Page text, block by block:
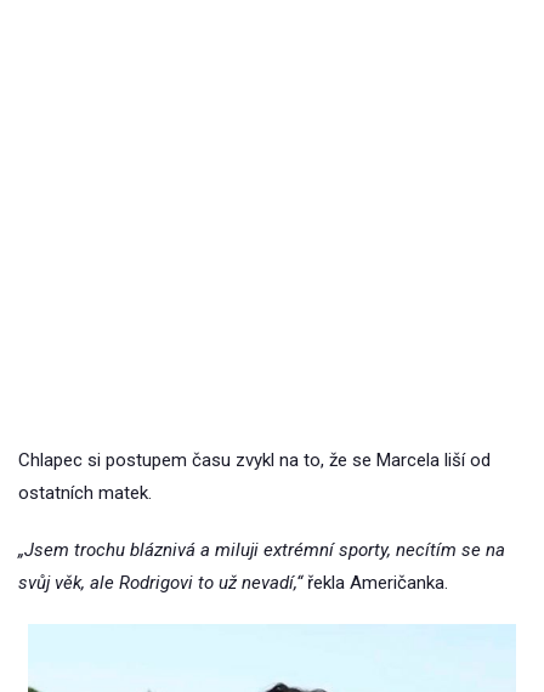
Chlapec si postupem času zvykl na to, že se Marcela liší od
ostatních matek.
„Jsem trochu bláznivá a miluji extrémní sporty, necítím se na
svůj věk, ale Rodrigovi to už nevadí,“řekla Američanka.